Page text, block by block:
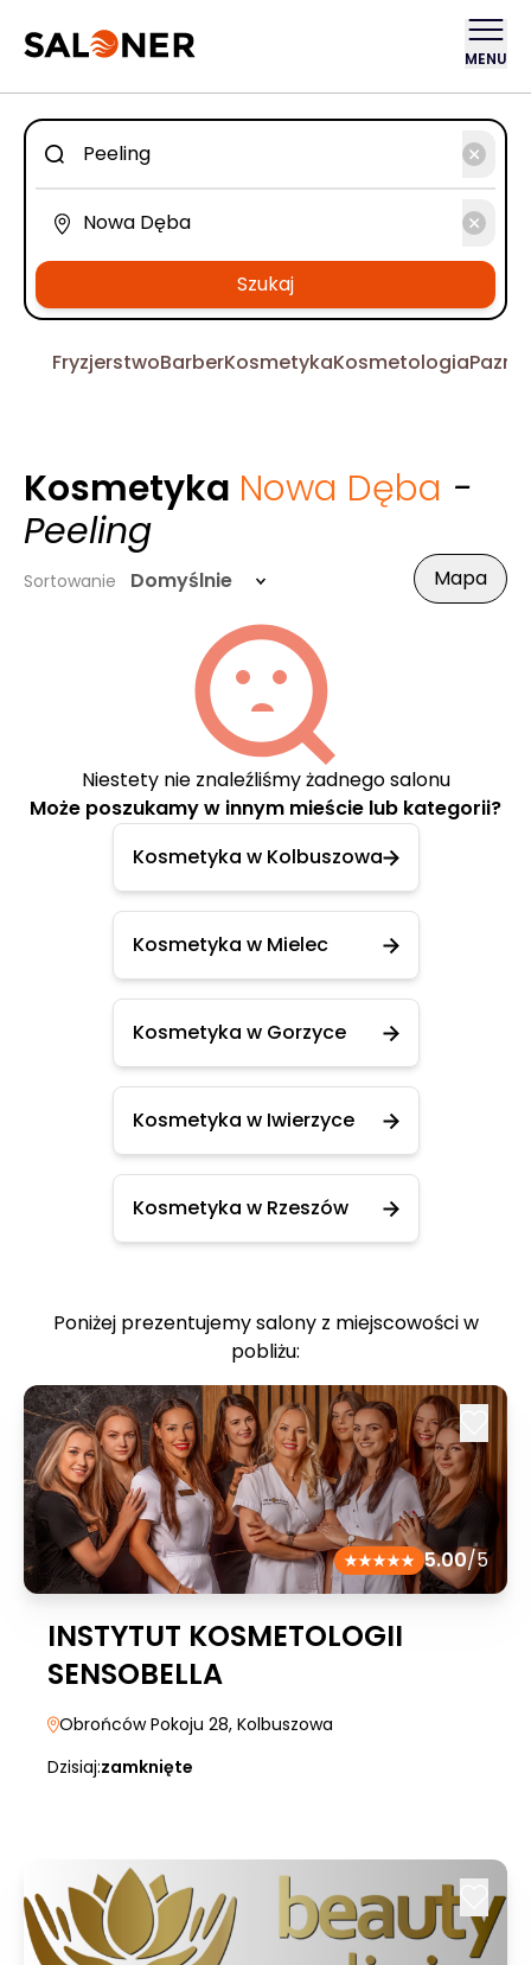
MENU
Szukaj
FryzjerstwoBarberKosmetykaKosmetologia
Kosmetyka Nowa Dęba -
Peeling
Sortowanie Domyślnie Mapa
Niestety nie znaleźliśmy żadnego salonu
Może poszukamy w innym mieście lub kategorii?
Kosmetyka w Kolbuszowa
Kosmetyka w Mielec
Kosmetyka w Gorzyce
Kosmetyka w Iwierzyce
Kosmetyka w Rzeszów
Poniżej prezentujemy salony z miejscowości w
pobliżu:
5.00/5
INSTYTUT KOSMETOLOGII
SENSOBELLA
Obrońców Pokoju 28, Kolbuszowa
Dzisiaj:zamknięte